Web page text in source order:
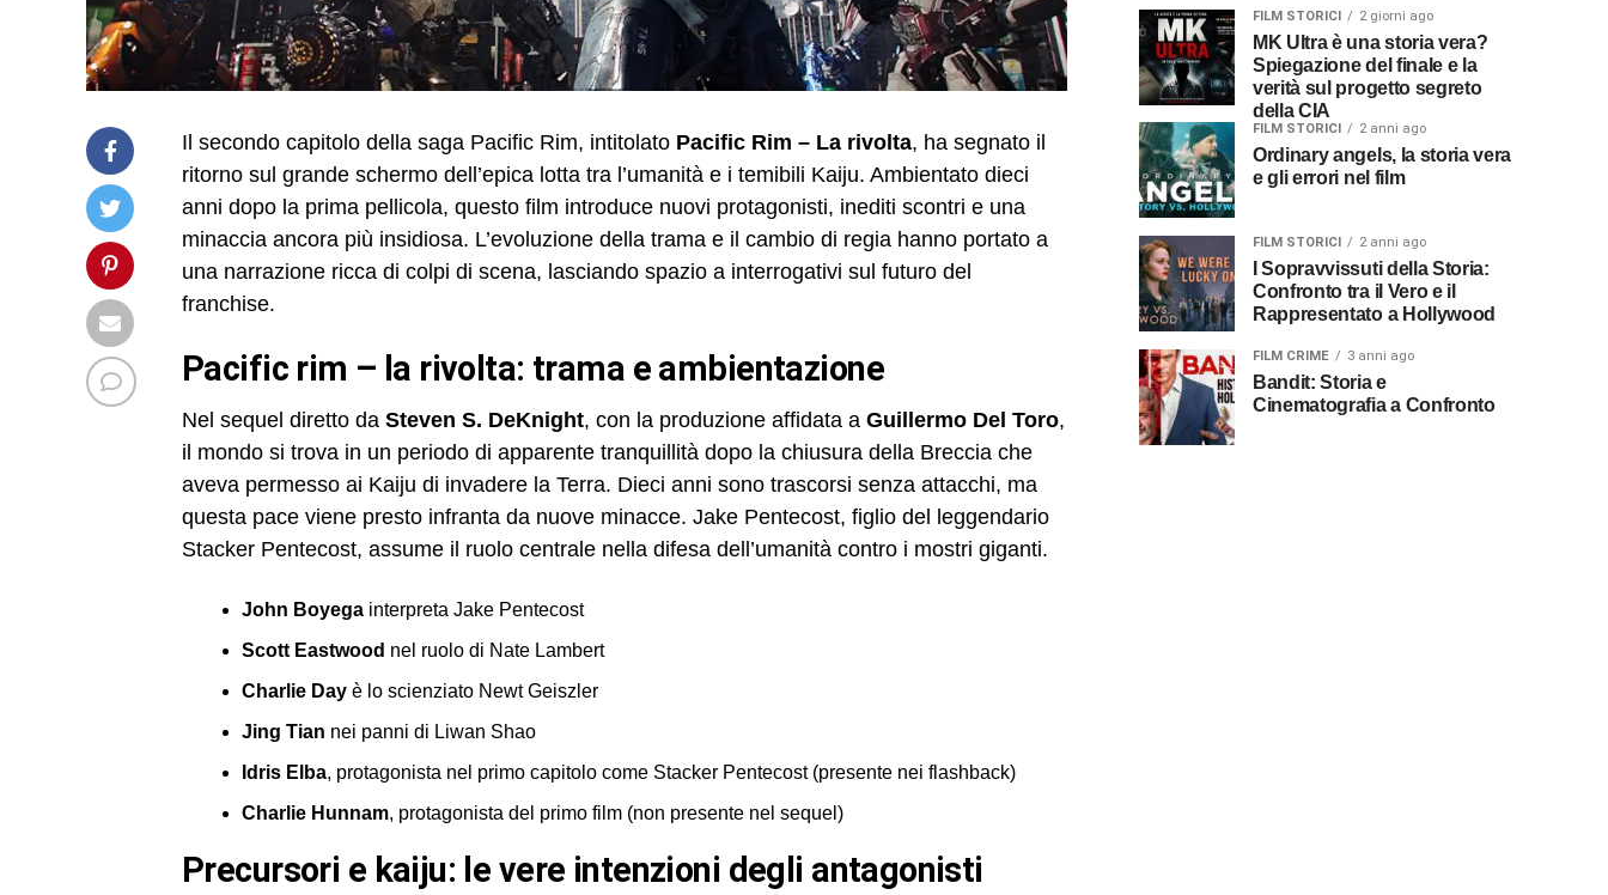
Il secondo capitolo della saga Pacific Rim, intitolato Pacific Rim – La rivolta, ha segnato il
ritorno sul grande schermo dell’epica lotta tra l’umanità e i temibili Kaiju. Ambientato dieci
anni dopo la prima pellicola, questo film introduce nuovi protagonisti, inediti scontri e una
minaccia ancora più insidiosa. L’evoluzione della trama e il cambio di regia hanno portato a
una narrazione ricca di colpi di scena, lasciando spazio a interrogativi sul futuro del
franchise.
pacific rim – la rivolta: trama e ambientazione
Nel sequel diretto da Steven S. DeKnight, con la produzione affidata a Guillermo Del Toro,
il mondo si trova in un periodo di apparente tranquillità dopo la chiusura della Breccia che
aveva permesso ai Kaiju di invadere la Terra. Dieci anni sono trascorsi senza attacchi, ma
questa pace viene presto infranta da nuove minacce. Jake Pentecost, figlio del leggendario
Stacker Pentecost, assume il ruolo centrale nella difesa dell’umanità contro i mostri giganti.
John Boyega interpreta Jake Pentecost
Scott Eastwood nel ruolo di Nate Lambert
Charlie Day è lo scienziato Newt Geiszler
Jing Tian nei panni di Liwan Shao
Idris Elba, protagonista nel primo capitolo come Stacker Pentecost (presente nei flashback)
Charlie Hunnam, protagonista del primo film (non presente nel sequel)
precursori e kaiju: le vere intenzioni degli antagonisti
FILM STORICI 2 giorni ago
MK Ultra è una storia vera?
Spiegazione del finale e la
verità sul progetto segreto
della CIA
FILM STORICI 2 anni ago
Ordinary angels, la storia vera
e gli errori nel film
FILM STORICI 2 anni ago
Confronto tra il Vero e il
Rappresentato a Hollywood
FILM CRIME 3 anni ago
Bandit: Storia e
Cinematografia a Confronto